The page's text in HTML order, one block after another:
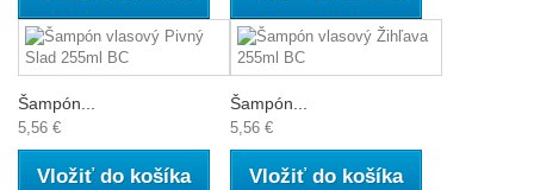
Šampón...
5,56 €
Vložiť do košíka
Šampón...
5,56 €
Vložiť do košíka